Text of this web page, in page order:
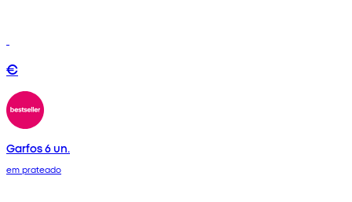
€
Garfos 6 un.
em prateado